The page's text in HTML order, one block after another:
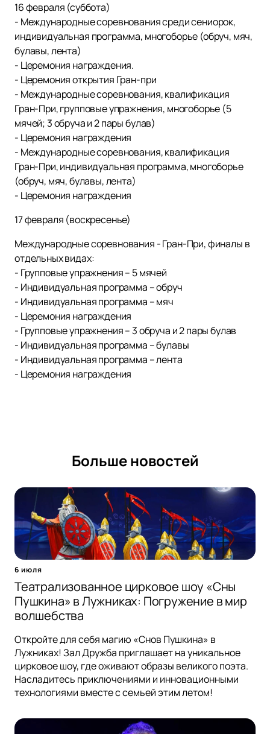
16 февраля (суббота)
- Международные соревнования среди сениорок,
индивидуальная программа, многоборье (обруч, мяч,
булавы, лента)
- Церемония награждения.
- Церемония открытия Гран-при
- Международные соревнования, квалификация
Гран-При, групповые упражнения, многоборье (5
мячей; 3 обруча и 2 пары булав)
- Церемония награждения
- Международные соревнования, квалификация
Гран-При, индивидуальная программа, многоборье
(обруч, мяч, булавы, лента)
- Церемония награждения
17 февраля (воскресенье)
Международные соревнования - Гран-При, финалы в
отдельных видах:
- Групповые упражнения – 5 мячей
- Индивидуальная программа – обруч
- Индивидуальная программа – мяч
- Церемония награждения
- Групповые упражнения – 3 обруча и 2 пары булав
- Индивидуальная программа – булавы
- Индивидуальная программа – лента
- Церемония награждения
Больше новостей
6 июля
Театрализованное цирковое шоу «Сны
Пушкина» в Лужниках: Погружение в мир
волшебства
Откройте для себя магию «Снов Пушкина» в
Лужниках! Зал Дружба приглашает на уникальное
цирковое шоу, где оживают образы великого поэта.
Насладитесь приключениями и инновационными
технологиями вместе с семьей этим летом!